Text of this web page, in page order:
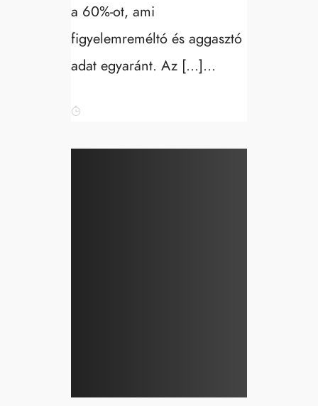
a 60%-ot, ami
figyelemreméltó és aggasztó
adat egyaránt. Az […]...